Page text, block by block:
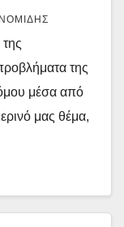
της
μέσα από
μας θέμα,